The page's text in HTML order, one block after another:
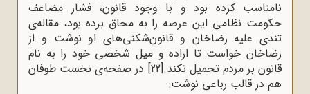
نامناسب کرده بود و با وجود قانون، فشار مضاعف
حکومت نظامی این عرصه را به محاق برده بود، مقاله‌ی
تندی علیه رضاخان و قانون‌شکنی‌های او نوشت و از
رضاخان خواست تا اراده و میل شخصی خود را به نام
قانون بر مردم تحمیل نکند.[22]
در صفحه‌ی نخست طوفان
هم در قالب رباعی نوشت: